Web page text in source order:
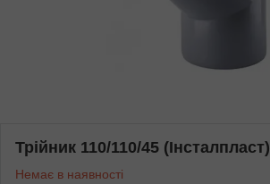
Трійник 110/110/45 (Інсталпласт)
Немає в наявності